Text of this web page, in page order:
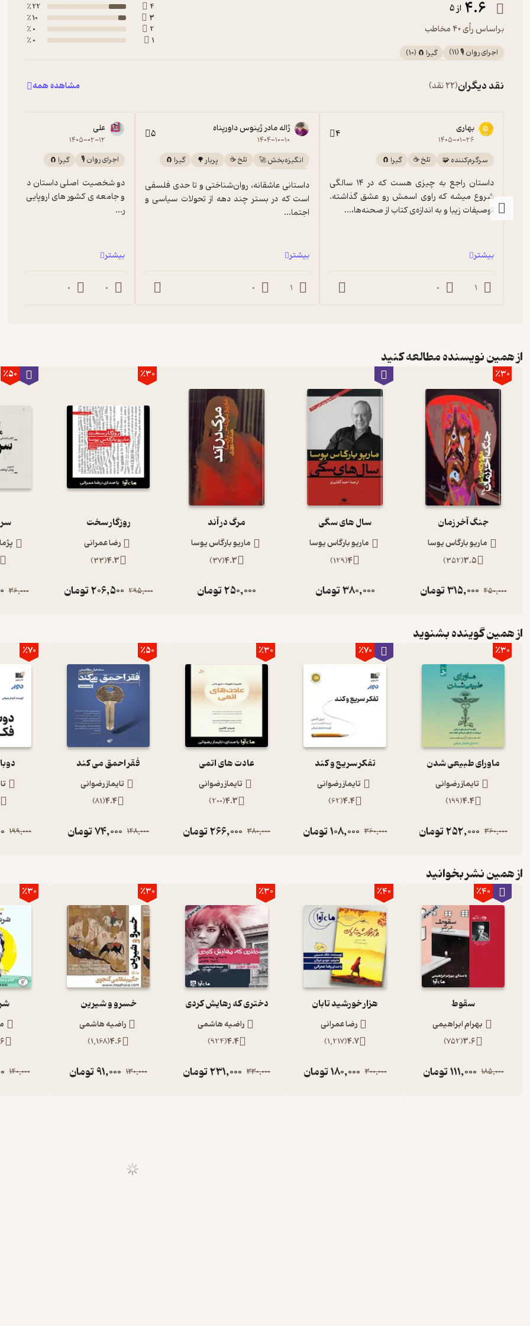
4.6 از 5
براساس رأی 40 مخاطب
اجرای روان 🎙️(
11
) گیرا 🧲 (
10
)
4
22 ٪
3
10 ٪
2
0 ٪
1
0 ٪
نقد دیگران(22 نقد) مشاهده همه
بهاری
۱۴۰۵-۰۱-۲۶ 4
سرگرم‌کننده 🧩 تلخ ☕️ گیرا 🧲
توصیفات زیبا و به اندازه‌ی کتاب از صحنه‌ها،...
بیشتر
1
0
ژاله مادر ژینوس داورپناه
۱۴۰۴-۱۰-۱۰ 5
انگیزه‌بخش 🚀 تلخ ☕️ پربار 🌳
گیرا 🧲
اجتما...
بیشتر
1
0
علی
۱۴۰۵-۰۲-۱۲
اجرای روان 🎙️ گیرا 🧲
ر...
بیشتر
0
0
از همین نویسنده مطالعه کنید
٪30
جنگ آخر زمان
ماریو بارگاس یوسا
3.5
(
352
)
450,000
315,000تومان
سال های سگی
ماریو بارگاس یوسا
4
(
129
)
380,000تومان
مرگ در آند
ماریو بارگاس یوسا
4.3
(
37
)
250,000تومان
٪30
روزگار سخت
رضا عمرانی
4.3
(
33
)
295,000
206,500تومان
٪50
36,000
از همین گوینده بشنوید
٪30
ماورای طبیعی شدن
تایماز رضوانی
4.4
(
199
)
360,000
252,000تومان
٪70
تفکر سریع و کند
تایماز رضوانی
4.4
(
62
)
360,000
108,000تومان
٪30
عادت های اتمی
تایماز رضوانی
4.3
(
200
)
380,000
266,000تومان
٪50
فقر احمق می کند
تایماز رضوانی
4.4
(
81
)
148,000
74,000تومان
٪70
199,000
از همین نشر بخوانید
٪40
سقوط
بهرام ابراهیمی
3.6
(
752
)
185,000
111,000تومان
٪40
هزار خورشید تابان
رضا عمرانی
4.7
(
1,217
)
300,000
180,000تومان
٪30
دختری که رهایش کردی
راضیه هاشمی
4.4
(
924
)
330,000
231,000تومان
٪30
خسرو و شیرین
راضیه هاشمی
4.6
(
1,168
)
130,000
91,000تومان
٪30
140,000